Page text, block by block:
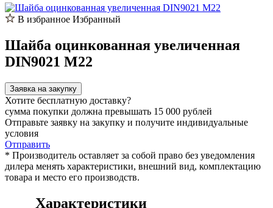
В избранное Избранный
Шайба оцинкованная увеличенная
DIN9021 М22
Заявка на закупку
Хотите бесплатную доставку?
сумма покупки должна превышать 15 000 рублей
Отправьте заявку на закупку и получите индивидуальные
условия
Отправить
* Производитель оставляет за собой право без уведомления
дилера менять характеристики, внешний вид, комплектацию
товара и место его производств.
Характеристики